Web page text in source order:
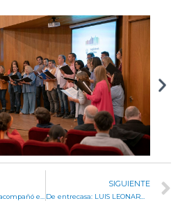
SIGUIENTE
De entrecasa: LUIS LEONARDO LIMIA